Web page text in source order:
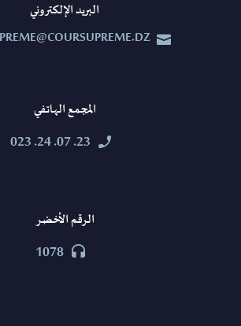
البريد الإلكتروني


المجمع الهاتفي


23. 07. 24. 023
الرقم الأخضر


1078